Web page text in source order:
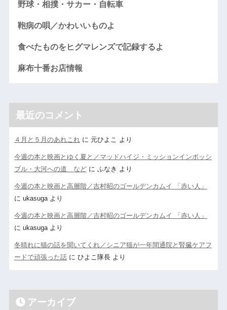
野球・相撲・サカー・自転車
鞄病の唄／かわいいものよ
食べたものをヒグマレンズで記録するよ
麻布十番お店情報
最近のコメント
４月と５月のあれこれに 元ひよこ より
今週の本と映画とゆく夏と／マッドハイジ・ミッションインポッシ
ブル・大河への道 などに ふなき より
今週の本と映画と高層階／吉村昭のゴールデンカムイ 「赤い人」
に ukasugaより
今週の本と映画と高層階／吉村昭のゴールデンカムイ 「赤い人」
に ukasugaより
冬晴れに猫の話を聞いてくれ／シニア猫が一年間通院と腎臓ケアフ
ードで頑張った話に ひよこ隊長より
アーカイブ